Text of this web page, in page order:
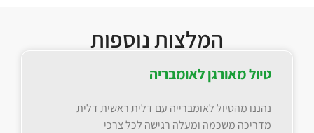
המלצות נוספות
טיול מאורגן לאומבריה
נהננו מהטיול לאומברייה עם דלית ראשית דלית
מדריכה משכמה ומעלה רגישה לכל צרכי